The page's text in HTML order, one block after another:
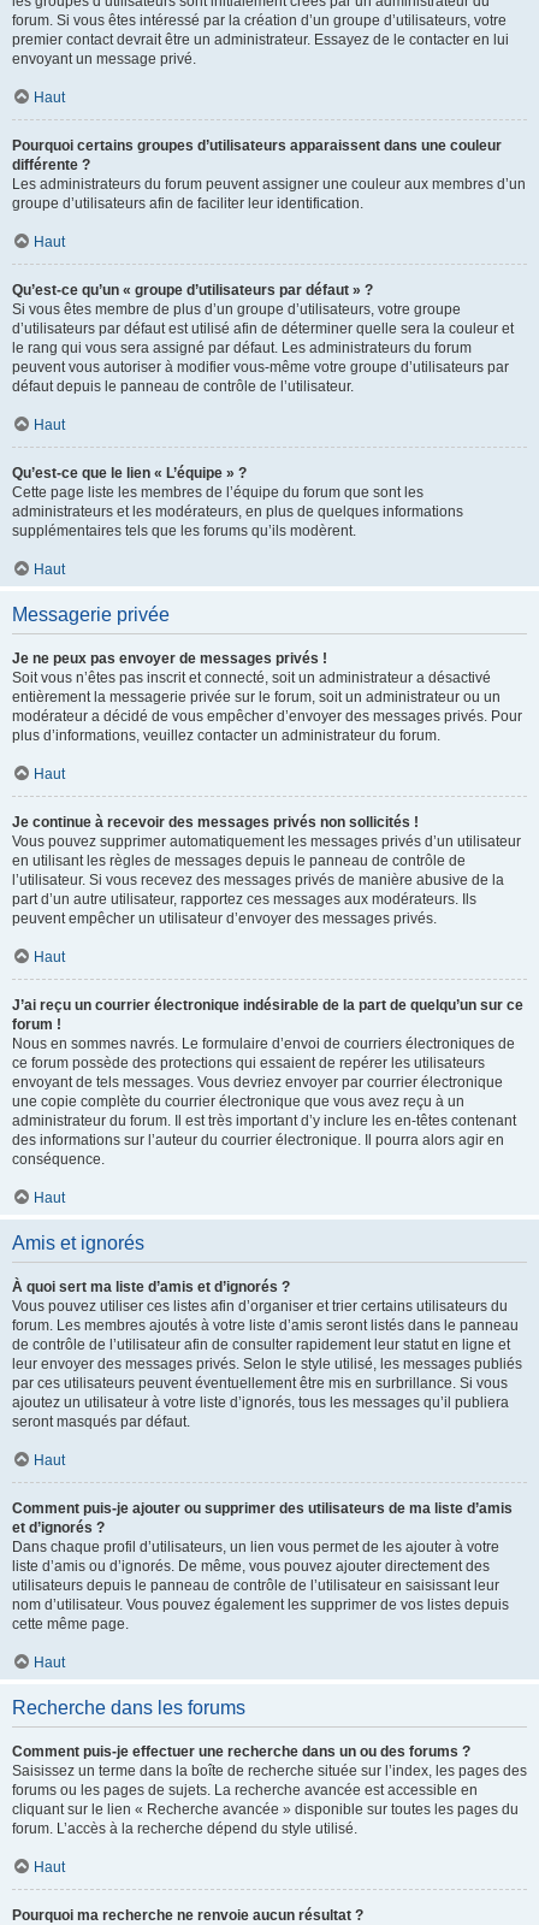
forum. Si vous êtes intéressé par la création d’un groupe d’utilisateurs, votre
premier contact devrait être un administrateur. Essayez de le contacter en lui
envoyant un message privé.
Haut
Pourquoi certains groupes d’utilisateurs apparaissent dans une couleur
différente ?
Les administrateurs du forum peuvent assigner une couleur aux membres d’un
groupe d’utilisateurs afin de faciliter leur identification.
Haut
Qu’est-ce qu’un « groupe d’utilisateurs par défaut » ?
Si vous êtes membre de plus d’un groupe d’utilisateurs, votre groupe
d’utilisateurs par défaut est utilisé afin de déterminer quelle sera la couleur et
le rang qui vous sera assigné par défaut. Les administrateurs du forum
peuvent vous autoriser à modifier vous-même votre groupe d’utilisateurs par
défaut depuis le panneau de contrôle de l’utilisateur.
Haut
Qu’est-ce que le lien « L’équipe » ?
Cette page liste les membres de l’équipe du forum que sont les
administrateurs et les modérateurs, en plus de quelques informations
supplémentaires tels que les forums qu’ils modèrent.
Haut
Messagerie privée
Je ne peux pas envoyer de messages privés !
Soit vous n’êtes pas inscrit et connecté, soit un administrateur a désactivé
entièrement la messagerie privée sur le forum, soit un administrateur ou un
modérateur a décidé de vous empêcher d’envoyer des messages privés. Pour
plus d’informations, veuillez contacter un administrateur du forum.
Haut
Je continue à recevoir des messages privés non sollicités !
Vous pouvez supprimer automatiquement les messages privés d’un utilisateur
en utilisant les règles de messages depuis le panneau de contrôle de
l’utilisateur. Si vous recevez des messages privés de manière abusive de la
part d’un autre utilisateur, rapportez ces messages aux modérateurs. Ils
peuvent empêcher un utilisateur d’envoyer des messages privés.
Haut
J’ai reçu un courrier électronique indésirable de la part de quelqu’un sur ce
forum !
Nous en sommes navrés. Le formulaire d’envoi de courriers électroniques de
ce forum possède des protections qui essaient de repérer les utilisateurs
envoyant de tels messages. Vous devriez envoyer par courrier électronique
une copie complète du courrier électronique que vous avez reçu à un
administrateur du forum. Il est très important d’y inclure les en-têtes contenant
des informations sur l’auteur du courrier électronique. Il pourra alors agir en
conséquence.
Haut
Amis et ignorés
À quoi sert ma liste d’amis et d’ignorés ?
Vous pouvez utiliser ces listes afin d’organiser et trier certains utilisateurs du
forum. Les membres ajoutés à votre liste d’amis seront listés dans le panneau
de contrôle de l’utilisateur afin de consulter rapidement leur statut en ligne et
leur envoyer des messages privés. Selon le style utilisé, les messages publiés
par ces utilisateurs peuvent éventuellement être mis en surbrillance. Si vous
ajoutez un utilisateur à votre liste d’ignorés, tous les messages qu’il publiera
seront masqués par défaut.
Haut
Comment puis-je ajouter ou supprimer des utilisateurs de ma liste d’amis
et d’ignorés ?
Dans chaque profil d’utilisateurs, un lien vous permet de les ajouter à votre
liste d’amis ou d’ignorés. De même, vous pouvez ajouter directement des
utilisateurs depuis le panneau de contrôle de l’utilisateur en saisissant leur
nom d’utilisateur. Vous pouvez également les supprimer de vos listes depuis
cette même page.
Haut
Recherche dans les forums
Comment puis-je effectuer une recherche dans un ou des forums ?
Saisissez un terme dans la boîte de recherche située sur l’index, les pages des
forums ou les pages de sujets. La recherche avancée est accessible en
cliquant sur le lien « Recherche avancée » disponible sur toutes les pages du
forum. L’accès à la recherche dépend du style utilisé.
Haut
Pourquoi ma recherche ne renvoie aucun résultat ?